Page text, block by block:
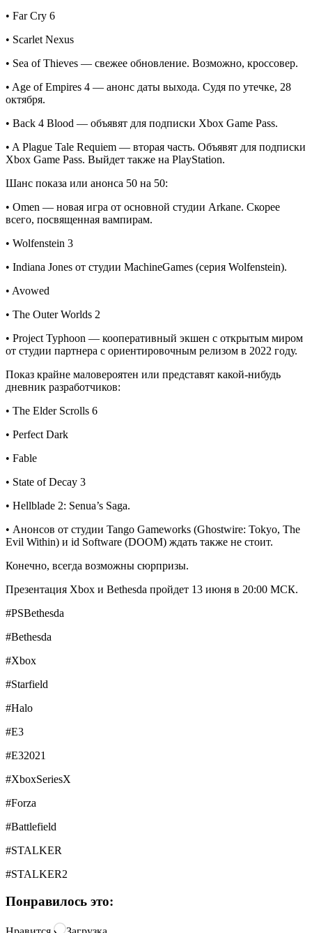
• Far Cry 6
• Scarlet Nexus
• Sea of Thieves — свежее обновление. Возможно, кроссовер.
• Age of Empires 4 — анонс даты выхода. Судя по утечке, 28
октября.
• Back 4 Blood — объявят для подписки Xbox Game Pass.
• A Plague Tale Requiem — вторая часть. Объявят для подписки
Xbox Game Pass. Выйдет также на PlayStation.
Шанс показа или анонса 50 на 50:
• Omen — новая игра от основной студии Arkane. Скорее
всего, посвященная вампирам.
• Wolfenstein 3
• Indiana Jones от студии MachineGames (серия Wolfenstein).
• Avowed
• The Outer Worlds 2
• Project Typhoon — кооперативный экшен с открытым миром
от студии партнера с ориентировочным релизом в 2022 году.
Показ крайне маловероятен или представят какой-нибудь
дневник разработчиков:
• The Elder Scrolls 6
• Perfect Dark
• Fable
• State of Decay 3
• Hellblade 2: Senua’s Saga.
• Анонсов от студии Tango Gameworks (Ghostwire: Tokyo, The
Evil Within) и id Software (DOOM) ждать также не стоит.
Конечно, всегда возможны сюрпризы.
Презентация Xbox и Bethesda пройдет 13 июня в 20:00 МСК.
#PSBethesda
#Bethesda
#Xbox
#Starfield
#Halo
#E3
#E32021
#XboxSeriesX
#Forza
#Battlefield
#STALKER
#STALKER2
Понравилось это: